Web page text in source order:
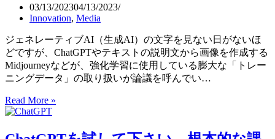
性
と
リ
ス
ク
に
03/13/202304/13/2023
Innovation, Media
ジェネレーティブAI（生成AI）の文字を見ない日がないほ
どですが、ChatGPTやテキストの説明文から画像を作成する
Midjourneyなどが、強化学習に使用している膨大な「トレー
ニングデータ」の取り扱いが論議を呼んでい…
Read More »